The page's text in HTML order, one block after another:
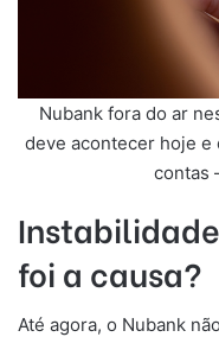
Nubank fora do ar
deve acontecer hoje e
contas
foi a causa?
Até agora, o Nubank